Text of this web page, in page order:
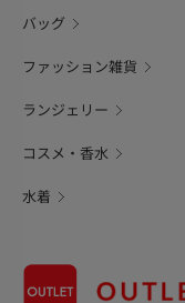
バッグ
ファッション雑貨
ランジェリー
コスメ・香水
水着